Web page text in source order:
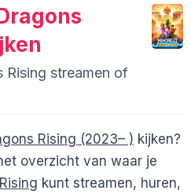
Rising streamen of
Rising (2023– ) kijken?
overzicht van waar je
kunt streamen, huren,